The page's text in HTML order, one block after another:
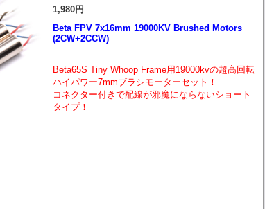
1,980円
Beta FPV 7x16mm 19000KV Brushed Motors
(2CW+2CCW)
Beta65S Tiny Whoop Frame用19000kvの超高回転
ハイパワー7mmブラシモーターセット！
コネクター付きで配線が邪魔にならないショート
タイプ！